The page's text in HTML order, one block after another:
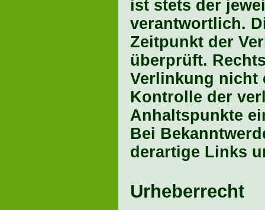
ist stets der
verantwortlich.
Zeitpunkt der
überprüft.
Verlinkung nicht
Kontrolle der
Anhaltspunkte
Bei
derartige Links
Urheberrecht